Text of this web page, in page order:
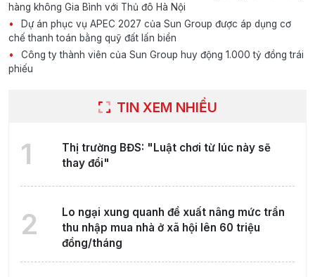
hàng không Gia Bình với Thủ đô Hà Nội
Dự án phục vụ APEC 2027 của Sun Group được áp dụng cơ
chế thanh toán bằng quỹ đất lấn biển
Công ty thành viên của Sun Group huy động 1.000 tỷ đồng trái
phiếu
TIN XEM NHIỀU
1
Thị trường BĐS: "Luật chơi từ lúc này sẽ
thay đổi"
2
Lo ngại xung quanh đề xuất nâng mức trần
thu nhập mua nhà ở xã hội lên 60 triệu
đồng/tháng